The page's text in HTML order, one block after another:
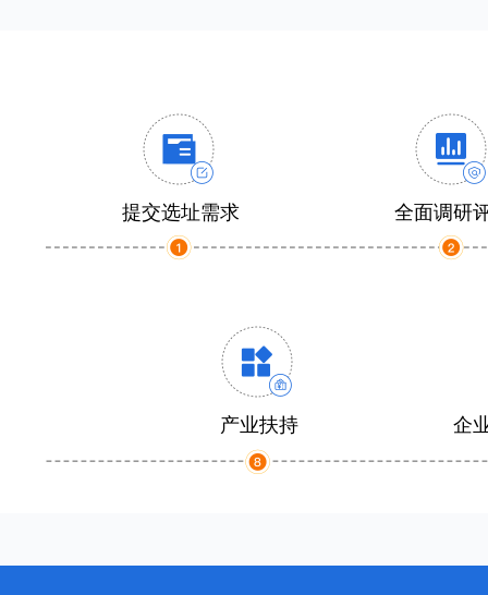
提交选址需求 全面调研
产业扶持 企